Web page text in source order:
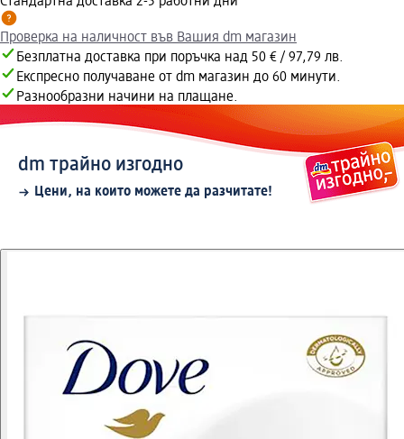
Проверка на наличност във Вашия dm магазин
Безплатна доставка при поръчка над 50 € / 97,79 лв.
Експресно получаване от dm магазин до 60 минути.
Разнообразни начини на плащане.
dm трайно изгодно
Цени, на които можете да разчитате!